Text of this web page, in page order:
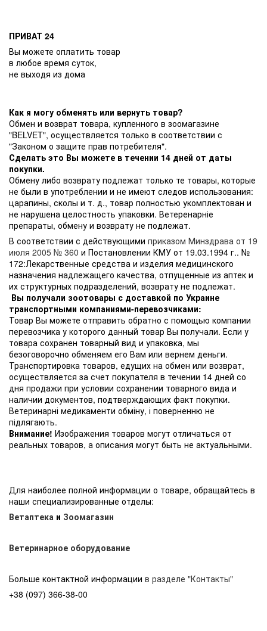
ПРИВАТ 24
Вы можете оплатить товар
в любое время суток,
не выходя из дома
Как я могу обменять или вернуть товар?
Обмен и возврат товара, купленного в зоомагазине
"BELVET", осуществляется только в соответствии с
"Законом о защите прав потребителя".
Сделать это Вы можете в течении 14 дней от даты
покупки.
Обмену либо возврату подлежат только те товары, которые
не были в употреблении и не имеют следов использования:
царапины, сколы и т. д., товар полностью укомплектован и
не нарушена целостность упаковки. Ветеренарніе
препараты, обмену и возврату не подлежат.
В соответствии с действующими приказом Минздрава от 19
июля 2005 № 360 и Постановлении КМУ от 19.03.1994 г.. №
172:Лекарственные средства и изделия медицинского
назначения надлежащего качества, отпущенные из аптек и
их структурных подразделений, возврату не подлежат.
Вы получали зоотовары с доставкой по Украине
транспортными компаниями-перевозчиками:
Товар Вы можете отправить обратно с помощью компании
перевозчика у которого данный товар Вы получали. Если у
товара сохранен товарный вид и упаковка, мы
безоговорочно обменяем его Вам или вернем деньги.
Транспортировка товаров, едущих на обмен или возврат,
осуществляется за счет покупателя в течении 14 дней со
дня продажи при условии сохранении товарного вида и
наличии документов, подтверждающих факт покупки.
Ветеринарні медикаменти обміну, і поверненню не
підлягають.
Внимание! Изображения товаров могут отличаться от
реальных товаров, а описания могут быть не актуальными.
Для наиболее полной информации о товаре, обращайтесь в
наши специализированные отделы:
Ветаптека и Зоомагазин
Ветеринарное оборудование
Больше контактной информации в разделе "Контакты"
+38 (097) 366-38-00